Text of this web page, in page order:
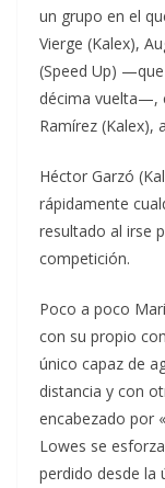
un grupo en el
Vierge (Kalex),
(Speed Up)
décima vuelta—,
Ramírez (Kalex),
Héctor Garzó
rápidamente
resultado al irse
competición.
Poco a poco
con su propio
único capaz de
distancia y con
encabezado por
Lowes se
perdido desde la